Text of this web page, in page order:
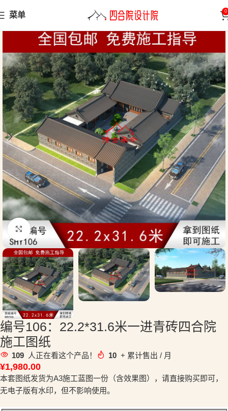
菜单 0
首页 四合院
点击放大
编号106：22.2*31.6米一进青砖四合院
施工图纸
109 人正在看这个产品！ 10 + 累计售出 / 月
¥1,980.00
本套图纸发货为A3施工蓝图一份（含效果图），请直接购买即可，
无电子版有水印，但不影响使用。